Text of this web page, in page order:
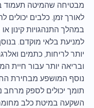
מבטיחה שהמיטה תעמוד
לאורך זמן. כלבים
במהלך התנהגויות קינון
למניעת בלאי מוקדם.
יותר לריחות, כתמים
ובריאה יותר עבור חיית
נוסף המושפע מבחירת
תומך יכולים לספק מרחב
השקעה במיטת כלב